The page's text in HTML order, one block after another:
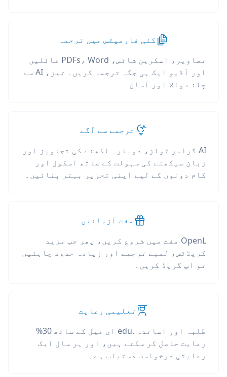
کئی فارمیٹس میں ترجمہ
تصاویر، اسکرین شاٹس، PDFs، Word فائلیں
اور آڈیو ایک ہی جگہ ترجمہ کریں۔ تیز، AI سے
چلنے والا اور آسان۔
ترجمے سے آگے
AI گرامر ٹولز، دوبارہ لکھنے کی تجاویز اور
زبان سیکھنے کی سہولت کے ساتھ اسکول اور
کام دونوں کے لیے اپنی تحریر بہتر بنائیں۔
مفت آزمائیں
OpenL مفت میں شروع کریں، پھر جب مزید
کریڈٹس، لمبے ترجمے اور زیادہ حدود چاہئیں
تو اپ گریڈ کریں۔
تعلیمی رعایت
طلبہ اور اساتذہ .edu ای میل کے ساتھ 30%
رعایت حاصل کر سکتے ہیں، اور ہر سال ایک
رعایتی درخواست دستیاب ہے۔